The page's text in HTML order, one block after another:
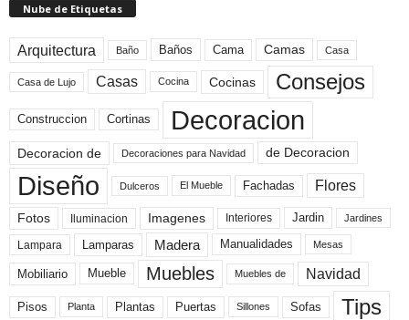
Nube de Etiquetas
Arquitectura Baño Baños Cama Camas Casa
Casa de Lujo Casas Cocina Cocinas Consejos
Construccion Cortinas Decoracion
Decoracion de Decoraciones para Navidad de Decoracion
Diseño Dulceros El Mueble Fachadas Flores
Fotos Iluminacion Imagenes Interiores Jardin Jardines
Lampara Lamparas Madera Manualidades Mesas
Mobiliario Mueble Muebles Muebles de Navidad
Pisos Planta Plantas Puertas Sillones Sofas Tips